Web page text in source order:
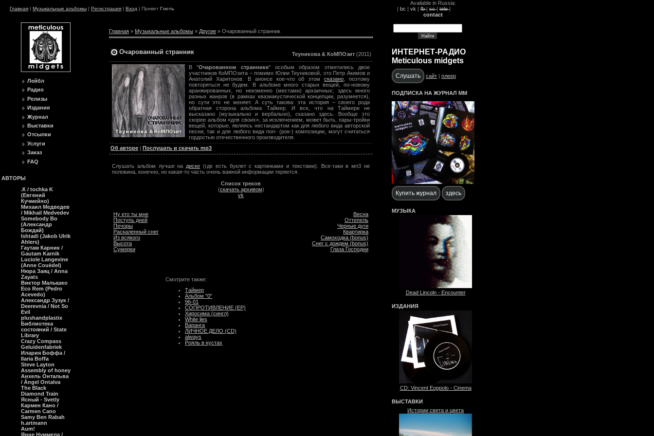
Главная | Музыкальные альбомы | Регистрация | Вход | Привет Гость
Available in Russia:
| bc | vk | fb| sc| tele|
contact
Лейбл
Радио
Релизы
Издания
Журнал
Выставки
Отсылки
Услуги
Заказ
FAQ
АВТОРЫ
.К / tochka K
(Евгений
Кучмейно)
Михаил Медведев
/ Mikhail Medvedev
Somebody Bo
(Александр
Бождай)
Ishtadi (Jakob Ulrik
Ahlers)
Гаутам Карник /
Gautam Karnik
Luciole Langevine
(Anne Couëdel)
Нюра Заяц / Anna
Zayats
Виктор Малышко
Eco Rem (Pedro
Acevedo)
Александр Зузук /
Deerevnia / Not So
Evil
plushandplastix
Библиотека
состояний / State
Library
Crazy Compass
Geluidenfabriek
Илария Боффа /
Ilaria Boffa
Steve Layton
Assembly of honey
Анхель Онтальва
/ Ángel Ontalva
The Black
Diamond Train
Ясный - Svetly
Кармен Кано /
Carmen Cano
Samy Ben Rabah
h.artmann
Aum!
Янне Нуммела /
Главная » Музыкальные альбомы » Другие » Очарованный странник
Очарованный странник Теуникова & КоМПОзит (2011)
В "Очарованном страннике" особым образом отметились двое
участников КоМПОзита – помимо Юлии Теуниковой, это Петр Акимов и
Анатолий Харитонов. В анонсе кое-что об этомсказано , поэтому
повторяться не будем. В альбоме много старых вещей, по-новому
аранжированных, но неизменно (местами) архаичных; здесь много
разных жанров (в рамках квазиакустической концепции, разумеется),
но сути это не меняет. А суть такова: эта история – своего рода
обратная сторона альбома Таймер. И все, что на Таймере не
высказано (музыкально и вербально), сказано здесь. Вообще это
скорее альбом «для своих», за исключением, может быть, пары-тройки
вещей, которые, являясь нестандартом как для любого вида авторской
песни, так и для любого вида поп- (рок-) композиции, могут считаться
гордостью отечественного производителя.
Об авторе | Послушать и скачать mp3
Слушать альбом лучше на диске (где есть буклет с картинками и текстами). Все-таки в мп3 не
половина, конечно, но какая-то часть очень важной информации теряется.
Список треков
(скачать архивом)
vk
Ну кто ты мне
Поступь дней
Печоры
Раскаленный снег
Из всякого
Высота
Сумерки
Весна
Оттепель
Черные дуги
Квартирка
Cамоходка (bonus)
Снег с дождем (bonus)
Глаза Господни
Смотрите также:
Таймер
Альбом "0"
96-01
СОПРОТИВЛЕНИЕ (EP)
Хиросима (сингл)
White lies
Варанга
ЛИЧНОЕ ДЕЛО (CD)
always
Рояль в кустах
ИНТЕРНЕТ-РАДИО
Meticulous midgets
Слушать сайт | плеер
ПОДПИСКА НА ЖУРНАЛ ММ
Купить журнал здесь
МУЗЫКА
Dead Lincoln - Encounter
ИЗДАНИЯ
CD: Vincent Eoppolo - Cinema
ВЫСТАВКИ
Истории света и цвета